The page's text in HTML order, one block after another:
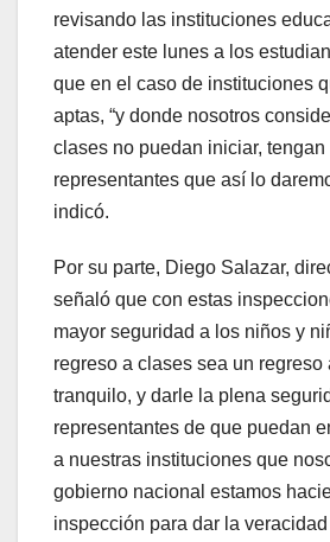
revisando las instituciones
atender este lunes a los
que en el caso de instituciones
aptas, “y donde nosotros
clases no puedan iniciar,
representantes que así lo
indicó.
Por su parte, Diego Salazar,
señaló que con estas
mayor seguridad a los niños y
regreso a clases sea un regreso
tranquilo, y darle la plena
representantes de que puedan
a nuestras instituciones que
gobierno nacional estamos
inspección para dar la